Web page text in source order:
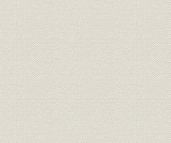
1 時代背景
2 当社の状況
3 発電製品
4 変電製品
5 産業用電気設備
第6節 昭和時代その4(昭和51年~現在)